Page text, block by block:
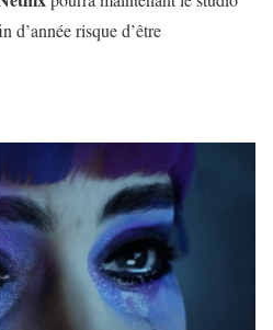
d’année risque d’être